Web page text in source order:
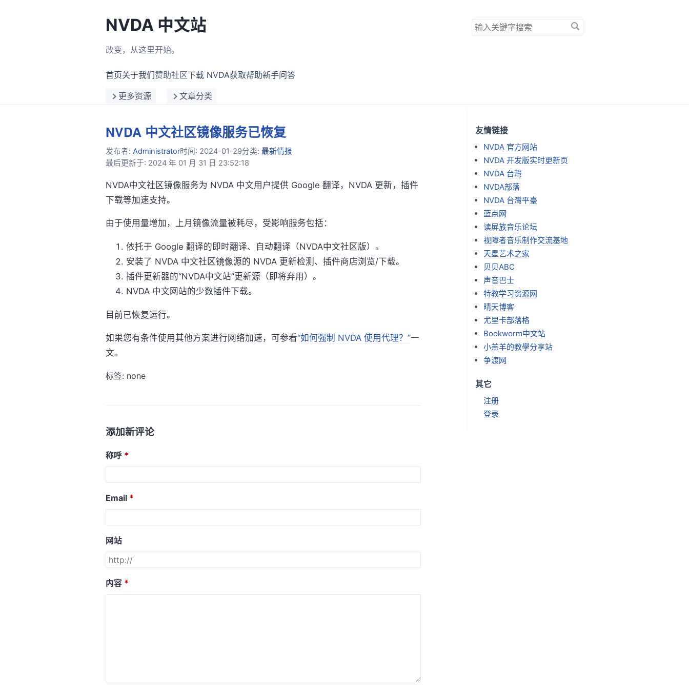
NVDA 中文站
改变，从这里开始。
搜
首页关于我们赞助社区下载 NVDA获取帮助新手问答
更多资源 文章分类
NVDA 中文社区镜像服务已恢复
发布者: Administrator时间: 2024-01-29分类: 最新情报
最后更新于: 2024 年 01 月 31 日 23:52:18
NVDA中文社区镜像服务为 NVDA 中文用户提供 Google 翻译，NVDA 更新，插件
下载等加速支持。
由于使用量增加，上月镜像流量被耗尽，受影响服务包括：
依托于 Google 翻译的即时翻译、自动翻译（NVDA中文社区版）。
安装了 NVDA 中文社区镜像源的 NVDA 更新检测、插件商店浏览/下载。
插件更新器的“NVDA中文站”更新源（即将弃用）。
NVDA 中文网站的少数插件下载。
目前已恢复运行。
如果您有条件使用其他方案进行网络加速，可参看“如何强制 NVDA 使用代理？”一
文。
标签: none
添加新评论
称呼
Email
网站
内容
友情链接
NVDA 官方网站
NVDA 开发版实时更新页
NVDA 台灣
NVDA部落
NVDA 台灣平臺
蓝点网
读屏族音乐论坛
视障者音乐制作交流基地
天星艺术之家
贝贝ABC
声音巴士
特教学习资源网
晴天博客
尤里卡部落格
Bookworm中文站
小羔羊的教學分享站
争渡网
其它
注册
登录